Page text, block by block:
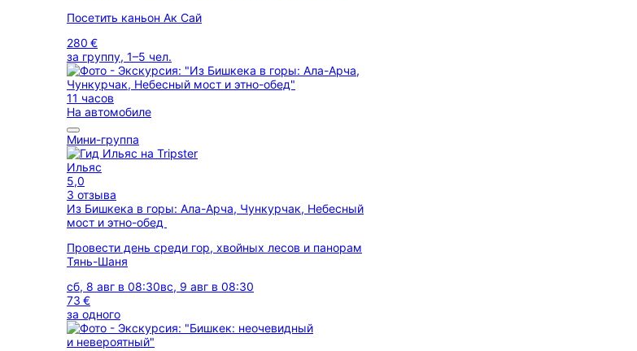
Посетить каньон Ак Сай
280 €
за группу, 1–5 чел.
11 часов
На автомобиле
Мини-группа
Ильяс
5,0
3 отзыва
Из Бишкека в горы: Ала-Арча, Чункурчак, Небесный
мост и этно-обед
Провести день среди гор, хвойных лесов и панорам
Тянь-Шаня
сб, 8 авг в 08:30вс, 9 авг в 08:30
73 €
за одного